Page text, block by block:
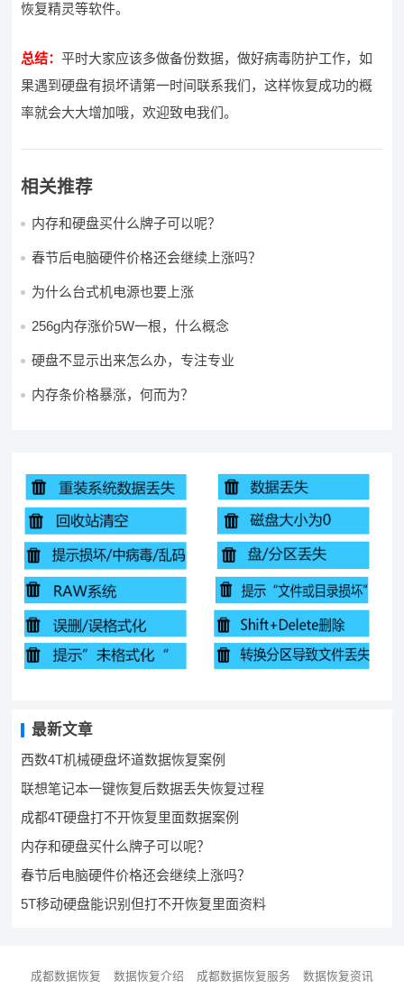
恢复精灵等软件。
总结：平时大家应该多做备份数据，做好病毒防护工作，如
果遇到硬盘有损坏请第一时间联系我们，这样恢复成功的概
率就会大大增加哦，欢迎致电我们。
相关推荐
内存和硬盘买什么牌子可以呢？
春节后电脑硬件价格还会继续上涨吗？
为什么台式机电源也要上涨
256g内存涨价5W一根，什么概念
硬盘不显示出来怎么办，专注专业
内存条价格暴涨，何而为？
最新文章
西数4T机械硬盘坏道数据恢复案例
联想笔记本一键恢复后数据丢失恢复过程
成都4T硬盘打不开恢复里面数据案例
内存和硬盘买什么牌子可以呢？
春节后电脑硬件价格还会继续上涨吗？
5T移动硬盘能识别但打不开恢复里面资料
成都数据恢复 数据恢复介绍 成都数据恢复服务 数据恢复资讯